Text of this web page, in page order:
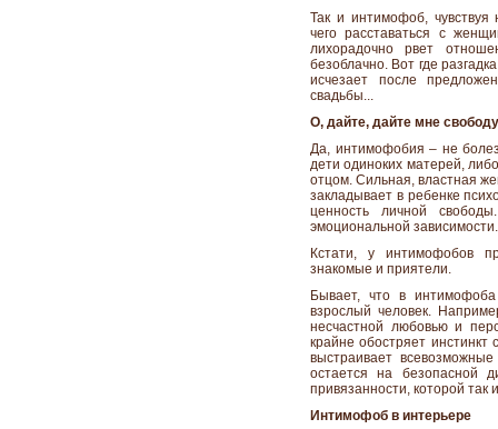
Так и интимофоб, чувствуя
чего расставаться с
лихорадочно рвет
безоблачно. Вот где
исчезает после
свадьбы...
О, дайте, дайте мне
Да, интимофобия – не
дети одиноких матерей,
отцом. Сильная, властная
закладывает в ребенке
ценность личной
эмоциональной зависимости.
Кстати, у интимофобов
знакомые и приятели.
Бывает, что в
взрослый человек.
несчастной любовью и
крайне обостряет
выстраивает
остается на безопасной
привязанности, которой так
Интимофоб в интерьере